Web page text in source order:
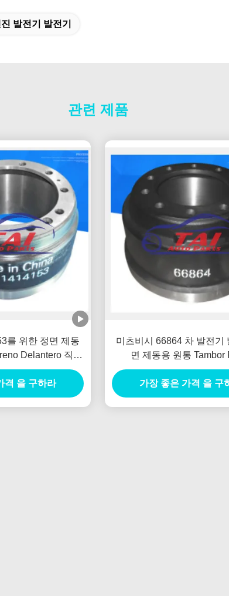
발전기 발전기
관련 제품
를 위한 정면 제동
Delantero 직류
전기
격 을 구하라
미츠비시 66864 차 발전기
면 제동용 원통 Tambor
Delantero
가장 좋은 가격 을 구